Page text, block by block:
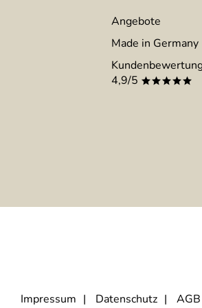
Angebote
Made in Germany
4,9/5 *****
Impressum Datenschutz AGB